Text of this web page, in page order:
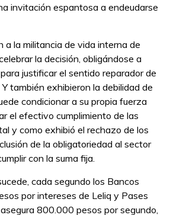
invitación espantosa a endeudarse
a la militancia de vida interna de
la decisión, obligándose a
justificar el sentido reparador de
también exhibieron la debilidad de
condicionar a su propia fuerza
el efectivo cumplimiento de las
y como exhibió el rechazo de los
de la obligatoriedad al sector
con la suma fija.
cada segundo los Bancos
por intereses de Leliq y Pases
800.000 pesos por segundo,